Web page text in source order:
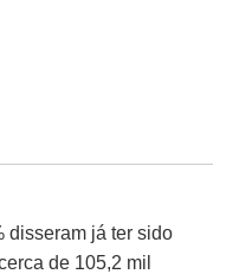
disseram já ter sido
de 105,2 mil